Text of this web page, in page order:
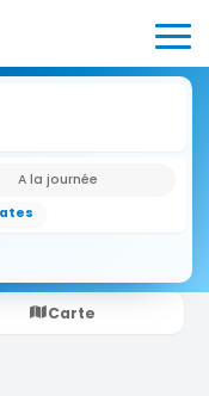
A la journée
Carte